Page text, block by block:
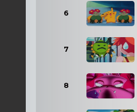
6
7
8